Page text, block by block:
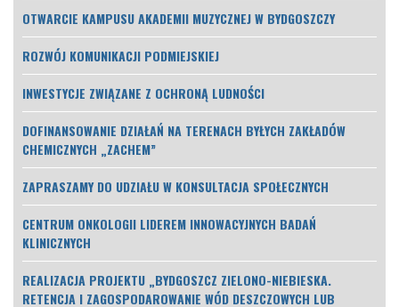
OTWARCIE KAMPUSU AKADEMII MUZYCZNEJ W BYDGOSZCZY
ROZWÓJ KOMUNIKACJI PODMIEJSKIEJ
INWESTYCJE ZWIĄZANE Z OCHRONĄ LUDNOŚCI
DOFINANSOWANIE DZIAŁAŃ NA TERENACH BYŁYCH ZAKŁADÓW
CHEMICZNYCH „ZACHEM”
ZAPRASZAMY DO UDZIAŁU W KONSULTACJA SPOŁECZNYCH
CENTRUM ONKOLOGII LIDEREM INNOWACYJNYCH BADAŃ
KLINICZNYCH
REALIZACJA PROJEKTU „BYDGOSZCZ ZIELONO-NIEBIESKA.
RETENCJA I ZAGOSPODAROWANIE WÓD DESZCZOWYCH LUB